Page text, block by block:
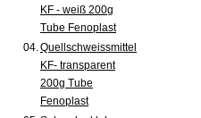
KF - weiß 200g
Tube Fenoplast
04.Quellschweissmittel
KF- transparent
200g Tube
Fenoplast